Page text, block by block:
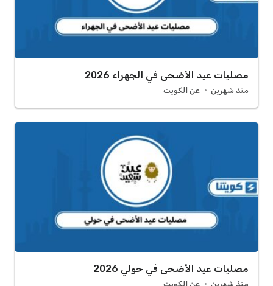
مصليات عيد الأضحى في الجهراء 2026
منذ شهرين عن الكويت
مصليات عيد الأضحى في حولي 2026
منذ شهرين عن الكويت